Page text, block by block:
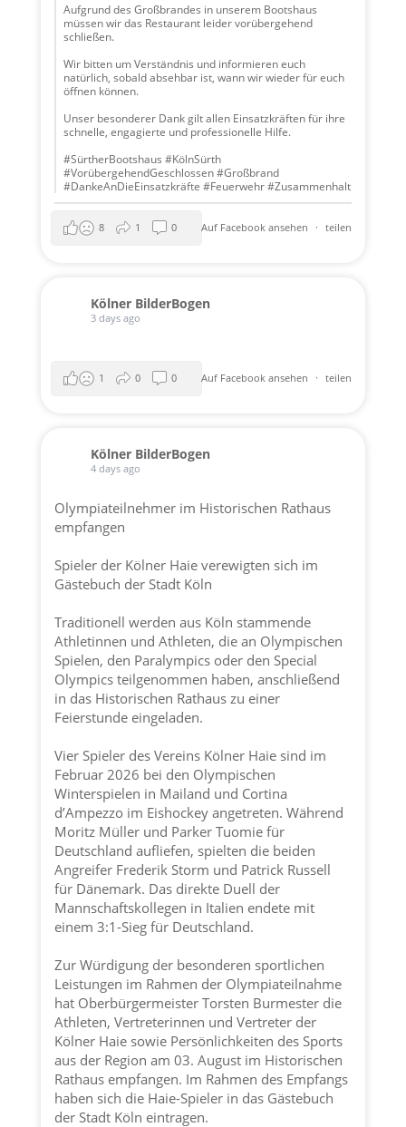
Aufgrund des Großbrandes in unserem Bootshaus
müssen wir das Restaurant leider vorübergehend
schließen.
Wir bitten um Verständnis und informieren euch
natürlich, sobald absehbar ist, wann wir wieder für euch
öffnen können.
Unser besonderer Dank gilt allen Einsatzkräften für ihre
schnelle, engagierte und professionelle Hilfe.
#SürtherBootshaus #KölnSürth
#VorübergehendGeschlossen #Großbrand
#DankeAnDieEinsatzkräfte #Feuerwehr #Zusammenhalt
Auf Facebook ansehen · teilen
8 1 0
Kölner BilderBogen
3 days ago
Auf Facebook ansehen · teilen
1 0 0
Kölner BilderBogen
4 days ago
Olympiateilnehmer im Historischen Rathaus
empfangen
Spieler der Kölner Haieverewigten sich im
Gästebuch der Stadt Köln
Traditionell werden aus Köln stammende
Athletinnen und Athleten, die an Olympischen
Spielen, den Paralympics oder den Special
Olympics teilgenommen haben, anschließend
in das Historischen Rathaus zu einer
Feierstunde eingeladen.
Vier Spieler des Vereins Kölner Haiesind im
Februar 2026 bei den Olympischen
Winterspielen in Mailand und Cortina
d’Ampezzo im Eishockey angetreten. Während
Moritz Müller und Parker Tuomie für
Deutschland aufliefen, spielten die beiden
Angreifer Frederik Storm und Patrick Russell
für Dänemark. Das direkte Duell der
Mannschaftskollegen in Italien endete mit
einem 3:1-Sieg für Deutschland.
Zur Würdigung der besonderen sportlichen
Leistungen im Rahmen der Olympiateilnahme
hat Oberbürgermeister Torsten Burmester die
Athleten, Vertreterinnen und Vertreter der
Kölner Haiesowie Persönlichkeiten des Sports
aus der Region am 03. August im Historischen
Rathaus empfangen. Im Rahmen des Empfangs
haben sich die Haie-Spieler in das Gästebuch
der Stadt Köln eintragen.